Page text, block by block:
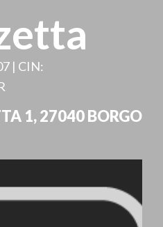
| CIN:
1,27040BORGO